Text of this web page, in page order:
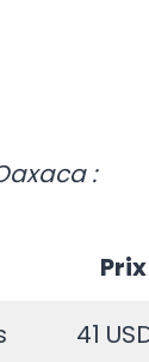
:
Prix
41